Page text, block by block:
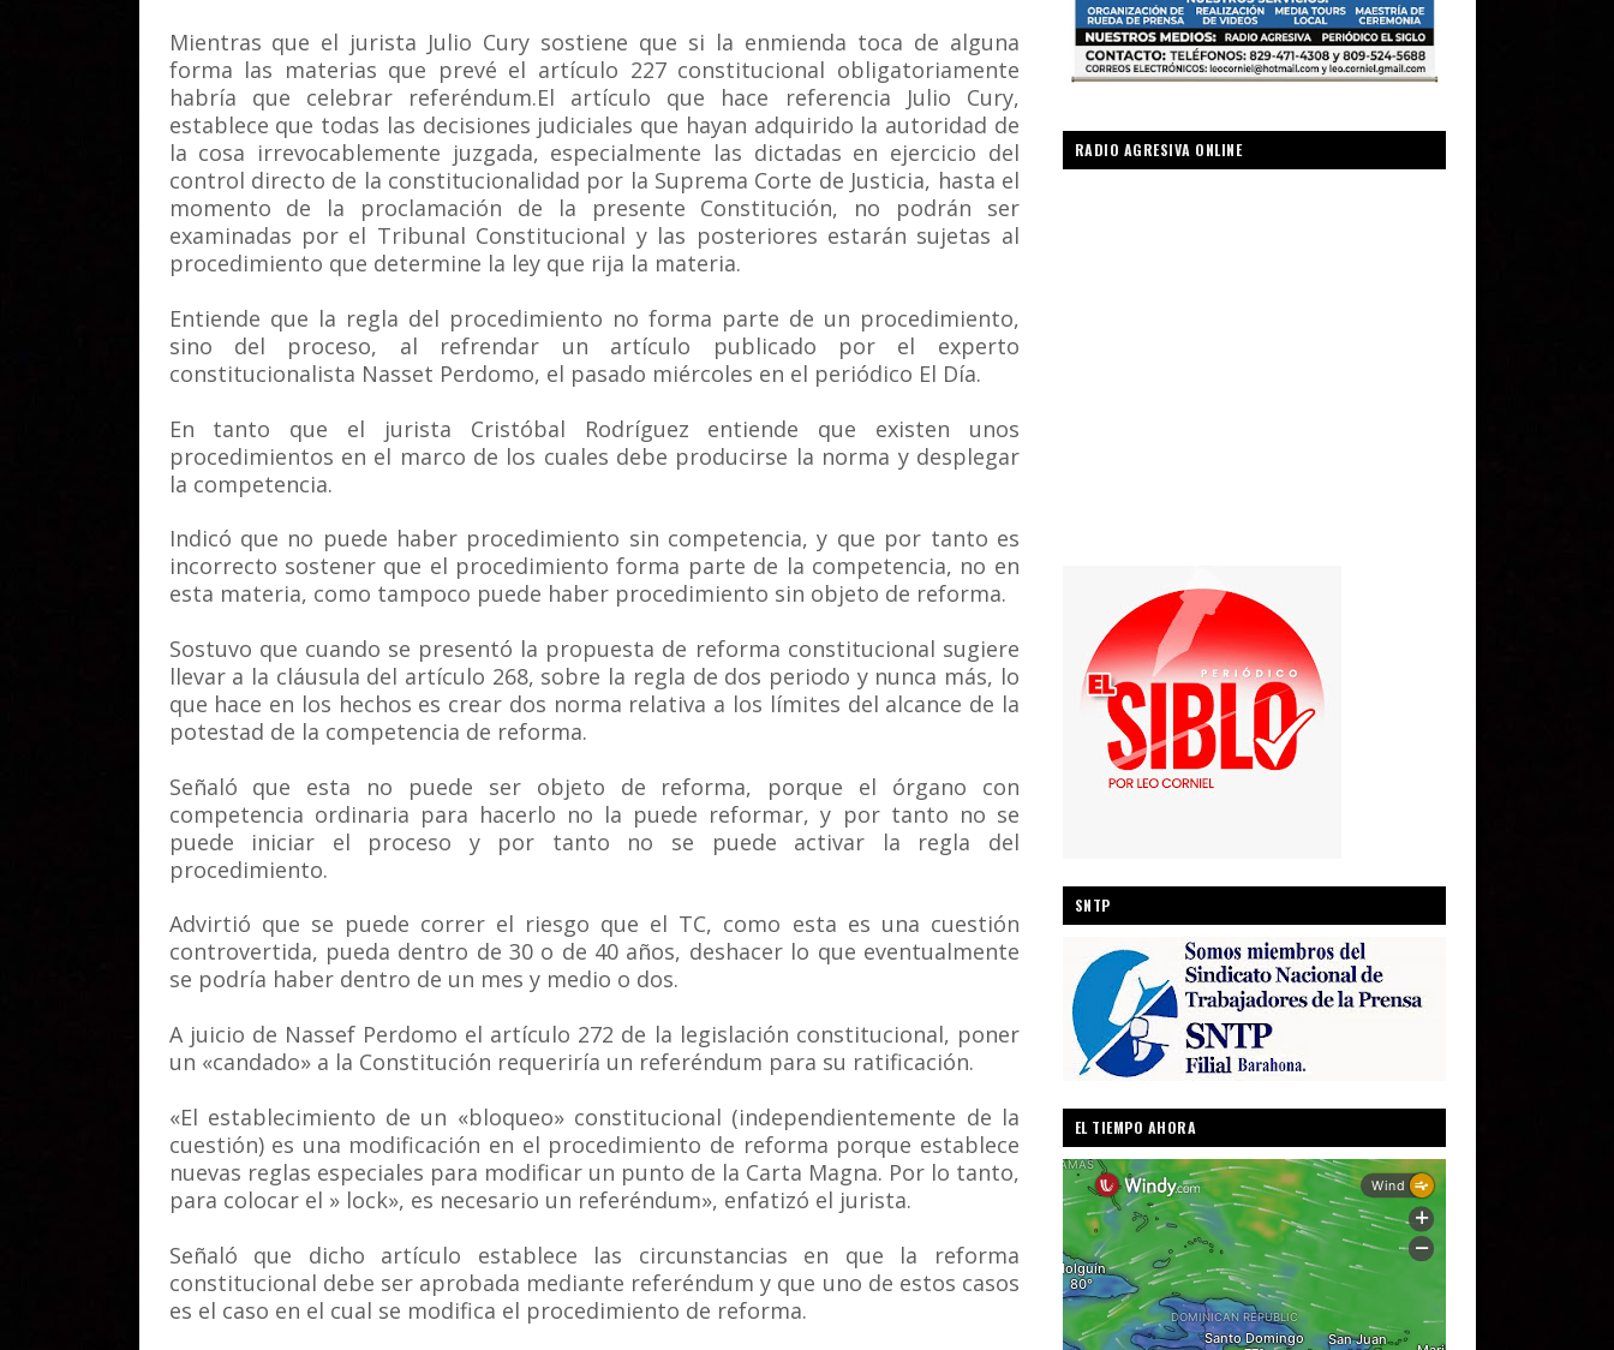
Mientras que el jurista Julio Cury sostiene que si la enmienda toca de alguna
forma las materias que prevé el artículo 227 constitucional obligatoriamente
habría que celebrar referéndum.El artículo que hace referencia Julio Cury,
establece que todas las decisiones judiciales que hayan adquirido la autoridad de
la cosa irrevocablemente juzgada, especialmente las dictadas en ejercicio del
control directo de la constitucionalidad por la Suprema Corte de Justicia, hasta el
momento de la proclamación de la presente Constitución, no podrán ser
examinadas por el Tribunal Constitucional y las posteriores estarán sujetas al
procedimiento que determine la ley que rija la materia.
Entiende que la regla del procedimiento no forma parte de un procedimiento,
sino del proceso, al refrendar un artículo publicado por el experto
constitucionalista Nasset Perdomo, el pasado miércoles en el periódico El Día.
En tanto que el jurista Cristóbal Rodríguez entiende que existen unos
procedimientos en el marco de los cuales debe producirse la norma y desplegar
la competencia.
Indicó que no puede haber procedimiento sin competencia, y que por tanto es
incorrecto sostener que el procedimiento forma parte de la competencia, no en
esta materia, como tampoco puede haber procedimiento sin objeto de reforma.
Sostuvo que cuando se presentó la propuesta de reforma constitucional sugiere
llevar a la cláusula del artículo 268, sobre la regla de dos periodo y nunca más, lo
que hace en los hechos es crear dos norma relativa a los límites del alcance de la
potestad de la competencia de reforma.
Señaló que esta no puede ser objeto de reforma, porque el órgano con
competencia ordinaria para hacerlo no la puede reformar, y por tanto no se
puede iniciar el proceso y por tanto no se puede activar la regla del
procedimiento.
Advirtió que se puede correr el riesgo que el TC, como esta es una cuestión
controvertida, pueda dentro de 30 o de 40 años, deshacer lo que eventualmente
se podría haber dentro de un mes y medio o dos.
A juicio de Nassef Perdomo el artículo 272 de la legislación constitucional, poner
un «candado» a la Constitución requeriría un referéndum para su ratificación.
«El establecimiento de un «bloqueo» constitucional (independientemente de la
cuestión) es una modificación en el procedimiento de reforma porque establece
nuevas reglas especiales para modificar un punto de la Carta Magna. Por lo tanto,
para colocar el » lock», es necesario un referéndum», enfatizó el jurista.
Señaló que dicho artículo establece las circunstancias en que la reforma
constitucional debe ser aprobada mediante referéndum y que uno de estos casos
es el caso en el cual se modifica el procedimiento de reforma.
RADIO AGRESIVA ONLINE
SNTP
EL TIEMPO AHORA